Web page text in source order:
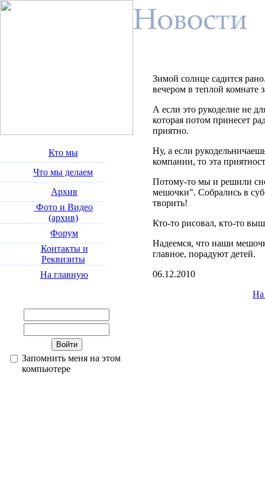
Кто мы
Что мы делаем
Архив
Фото и Видео
(архив)
Форум
Контакты и
Реквизиты
На главную
Запомнить меня на этом
компьютере
Зимой солнце садится
вечером в теплой комнате
А если это рукоделие не
которая потом принесет
приятно.
Ну, а если
компании, то эта
Потому-то мы и решили
мешочки". Собрались в
творить!
Кто-то рисовал, кто-то
Надеемся, что наши
главное, порадуют детей.
06.12.2010
На